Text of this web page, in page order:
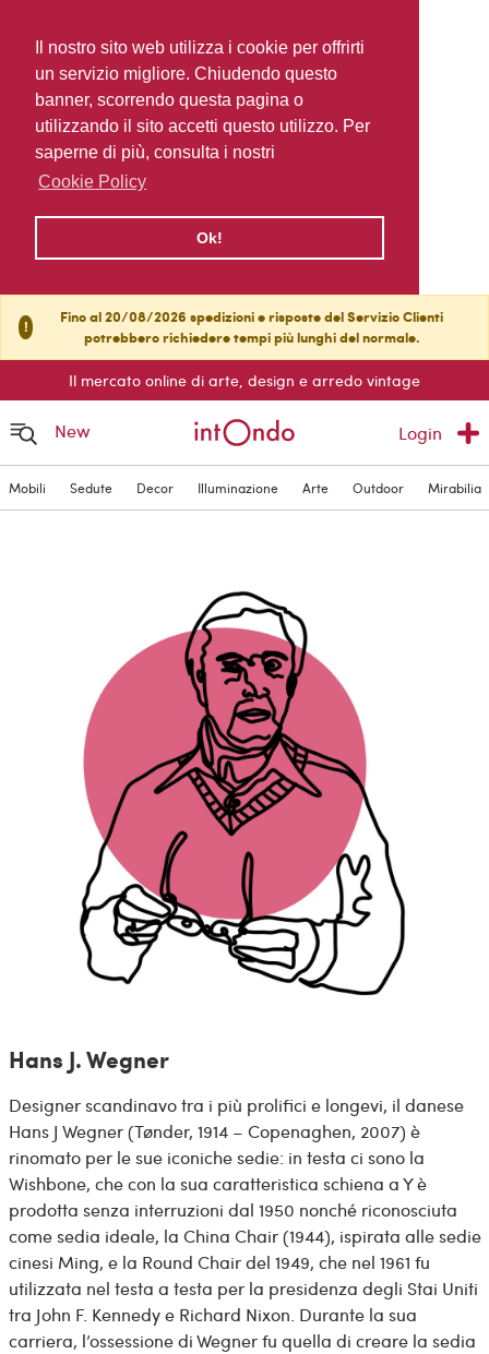
Il nostro sito web utilizza i cookie per offrirti
un servizio migliore. Chiudendo questo
banner, scorrendo questa pagina o
utilizzando il sito accetti questo utilizzo. Per
saperne di più, consulta i nostri
Cookie Policy
Ok!
!
Fino al 20/08/2026 spedizioni e risposte del Servizio Clienti
potrebbero richiedere tempi più lunghi del normale.
Il mercato online di arte, design e arredo vintage
New Login
Mobili Sedute Decor Illuminazione Arte Outdoor Mirabilia
Hans J. Wegner
Designer scandinavo tra i più prolifici e longevi, il danese
Hans J Wegner (Tønder, 1914 – Copenaghen, 2007) è
rinomato per le sue iconiche sedie: in testa ci sono la
Wishbone, che con la sua caratteristica schiena a Y è
prodotta senza interruzioni dal 1950 nonché riconosciuta
come sedia ideale, la China Chair (1944), ispirata alle sedie
cinesi Ming, e la Round Chair del 1949, che nel 1961 fu
utilizzata nel testa a testa per la presidenza degli Stai Uniti
tra John F. Kennedy e Richard Nixon. Durante la sua
carriera, l’ossessione di Wegner fu quella di creare la sedia